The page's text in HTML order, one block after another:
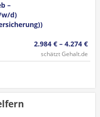
–
w/d)
2.984 € – 4.274 €
schätzt Gehalt.de